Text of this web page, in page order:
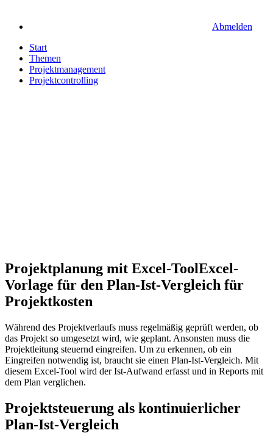
Abmelden
Start
Themen
Projektmanagement
Projektcontrolling
Projektplanung mit Excel-ToolExcel-
Vorlage für den Plan-Ist-Vergleich für
Projektkosten
Während des Projektverlaufs muss regelmäßig geprüft werden, ob
das Projekt so umgesetzt wird, wie geplant. Ansonsten muss die
Projektleitung steuernd eingreifen. Um zu erkennen, ob ein
Eingreifen notwendig ist, braucht sie einen Plan-Ist-Vergleich. Mit
diesem Excel-Tool wird der Ist-Aufwand erfasst und in Reports mit
dem Plan verglichen.
Projektsteuerung als kontinuierlicher
Plan-Ist-Vergleich